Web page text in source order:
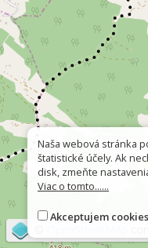
Naša webová stránka
štatistické účely. Ak
disk, zmeňte
Viac o tomto......
Akceptujem